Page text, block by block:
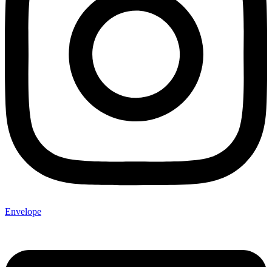
Envelope